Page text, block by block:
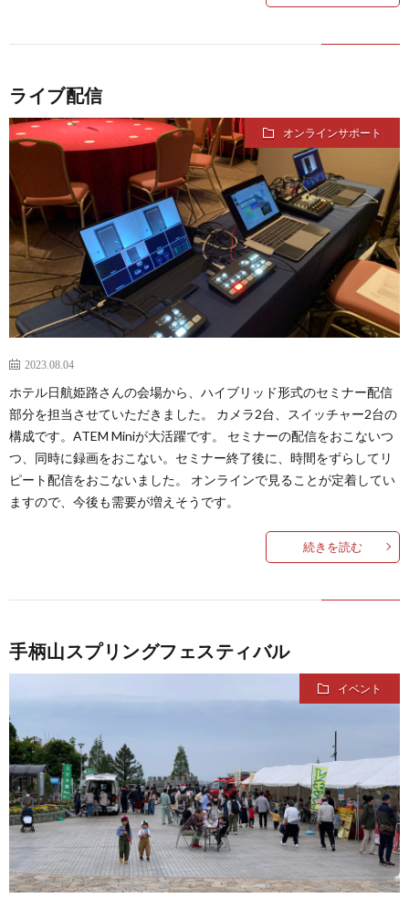
ライブ配信
オンラインサポート
2023.08.04
ホテル日航姫路さんの会場から、ハイブリッド形式のセミナー配信
部分を担当させていただきました。 カメラ2台、スイッチャー2台の
構成です。ATEM Miniが大活躍です。 セミナーの配信をおこないつ
つ、同時に録画をおこない。セミナー終了後に、時間をずらしてリ
ピート配信をおこないました。 オンラインで見ることが定着してい
ますので、今後も需要が増えそうです。
続きを読む
手柄山スプリングフェスティバル
イベント